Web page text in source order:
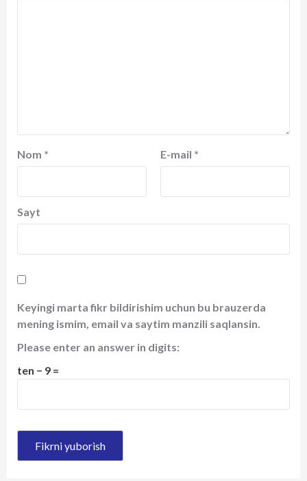
Nom * E-mail *
Sayt
Keyingi marta fikr bildirishim uchun bu brauzerda
mening ismim, email va saytim manzili saqlansin.
Please enter an answer in digits:
ten − 9 =